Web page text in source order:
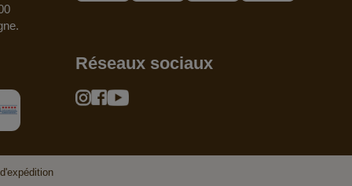
Réseaux sociaux